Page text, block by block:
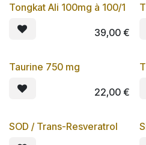
Lot de 3
Tongkat Ali 100mg à 100/1
39,00€
Taurine 750 mg
22,00€
Lot de 3
SOD / Trans-Resveratrol